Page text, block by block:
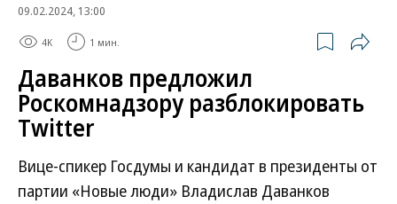
09.02.2024, 13:00
4K 1 мин.
Даванков предложил
Роскомнадзору разблокировать
Twitter
Вице-спикер Госдумы и кандидат в президенты от
партии «Новые люди» Владислав Даванков